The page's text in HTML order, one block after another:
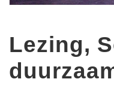
Lezing,